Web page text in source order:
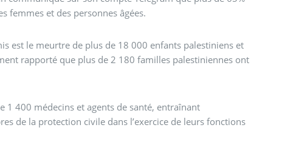
femmes et des personnes âgées.
est le meurtre de plus de 18 000 enfants palestiniens et
rapporté que plus de 2 180 familles palestiniennes ont
1 400 médecins et agents de santé, entraînant
de la protection civile dans l’exercice de leurs fonctions